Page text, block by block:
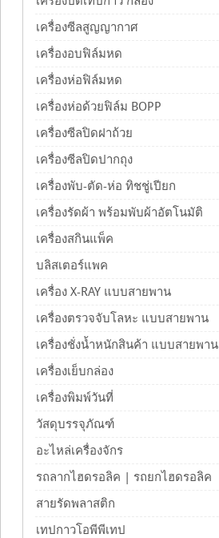
เครื่องซีลสูญญากาศ
เครื่องอบฟิล์มหด
เครื่องห่อฟิล์มหด
เครื่องห่อด้วยฟิล์ม BOPP
เครื่องซีลปิดฝาถ้วย
เครื่องซีลปิดปากถุง
เครื่องพับ-ตัด-ห่อ ทิชชู่เปียก
เครื่องรัดผ้า พร้อมพับผ้าอัตโนมัติ
เครื่องสกินแพ็ค
บลิสเตอร์แพค
เครื่อง X-RAY แบบสายพาน
เครื่องตรวจจับโลหะ แบบสายพาน
เครื่องชั่งน้ำหนักสินค้า แบบสายพาน
เครื่องเย็บกล่อง
เครื่องพิมพ์วันที่
วัสดุบรรจุภัณฑ์
อะไหล่เครื่องจักร
รถลากไฮดรอลิค | รถยกไฮดรอลิค
สายรัดพลาสติก
เทปกาวโอพีพีเทป